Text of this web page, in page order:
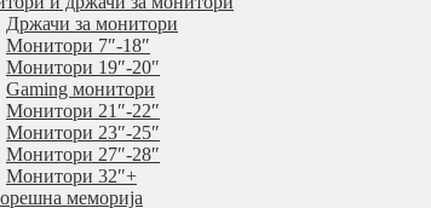
Држачи за монитори
Монитори 7″-18″
Монитори 19″-20″
Gaming монитори
Монитори 21″-22″
Монитори 23″-25″
Монитори 27″-28″
Монитори 32″+
меморија